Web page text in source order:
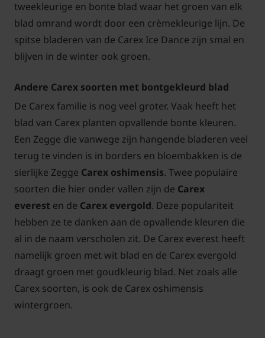
tweekleurige en bonte blad waar het groen van elk
blad omrand wordt door een crèmekleurige lijn. De
spitse bladeren van de Carex Ice Dance zijn smal en
blijven in de winter ook groen.
Andere Carex soorten met bontgekleurd blad
De Carex familie is nog veel groter. Vaak heeft het
blad van Carex planten opvallende bonte kleuren.
Een Zegge die vanwege zijn hangende bladeren veel
terug te vinden is in borders en bloembakken is de
sierlijke Zegge Carex oshimensis. Twee populaire
soorten die hier onder vallen zijn de Carex
everest en de Carex evergold. Deze populariteit
hebben ze te danken aan de opvallende kleuren die
al in de naam verscholen zit. De Carex everest heeft
namelijk groen met wit blad en de Carex evergold
draagt groen met goudkleurig blad. Net zoals alle
Carex soorten, is ook de Carex oshimensis
wintergroen.